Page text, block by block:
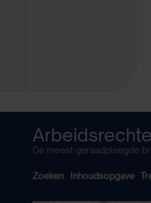
De meest geraadpleegde
Zoeken Inhoudsopgave